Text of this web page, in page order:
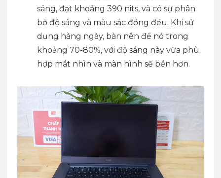
sáng, đạt khoảng 390 nits, và có sự phân
bổ độ sáng và màu sắc đồng đều. Khi sử
dụng hàng ngày, bàn nên để nó trong
khoảng 70-80%, với độ sáng này vừa phù
hợp mắt nhìn và màn hình sẽ bền hơn.